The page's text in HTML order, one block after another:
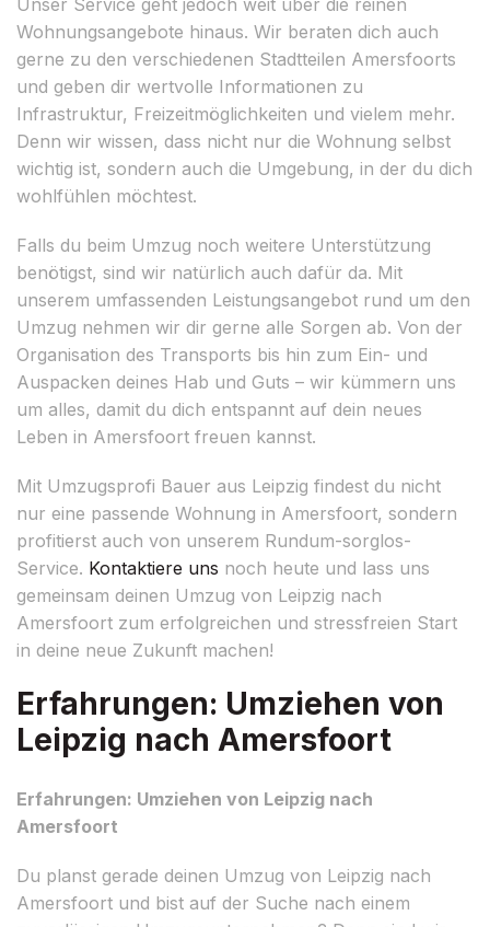
Wohnungsangebote hinaus. Wir beraten dich auch
gerne zu den verschiedenen Stadtteilen Amersfoorts
und geben dir wertvolle Informationen zu
Infrastruktur, Freizeitmöglichkeiten und vielem mehr.
Denn wir wissen, dass nicht nur die Wohnung selbst
wichtig ist, sondern auch die Umgebung, in der du dich
wohlfühlen möchtest.
Falls du beim Umzug noch weitere Unterstützung
benötigst, sind wir natürlich auch dafür da. Mit
unserem umfassenden Leistungsangebot rund um den
Umzug nehmen wir dir gerne alle Sorgen ab. Von der
Organisation des Transports bis hin zum Ein- und
Auspacken deines Hab und Guts – wir kümmern uns
um alles, damit du dich entspannt auf dein neues
Leben in Amersfoort freuen kannst.
Mit Umzugsprofi Bauer aus Leipzig findest du nicht
nur eine passende Wohnung in Amersfoort, sondern
profitierst auch von unserem Rundum-sorglos-
Service. Kontaktiere uns noch heute und lass uns
gemeinsam deinen Umzug von Leipzig nach
Amersfoort zum erfolgreichen und stressfreien Start
in deine neue Zukunft machen!
Erfahrungen: Umziehen von
Leipzig nach Amersfoort
Erfahrungen: Umziehen von Leipzig nach
Amersfoort
Du planst gerade deinen Umzug von Leipzig nach
Amersfoort und bist auf der Suche nach einem